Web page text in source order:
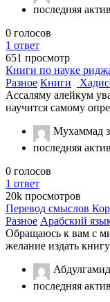
последняя
0 голосов
1 ответ
651 просмотр
Книги по науке
Разное Книги
Ассаляму алейкум
научится самому
Мухаммад
последняя
0 голосов
1 ответ
20k просмотров
Перевод смыслов
Разное Арабский
Обращаюсь к вам с
желание издать
Абдулгамид
последняя